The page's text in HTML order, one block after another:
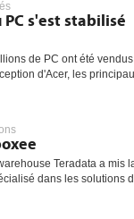
s'est stabilisé
de PC ont été vendus
d'Acer, les
Teradata a mis
dans les solutions